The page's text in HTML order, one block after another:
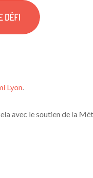
DÉFI
Lyon.
avec le soutien de la